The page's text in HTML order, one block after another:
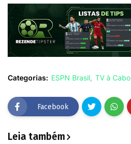
Categorias: ESPN Brasil TV à Cabo
Facebook
Leia também